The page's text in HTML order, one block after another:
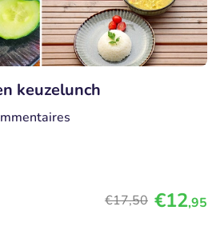
keuzelunch
€17,50 €12,95